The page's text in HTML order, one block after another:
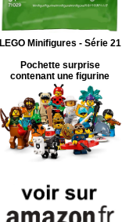
LEGO Minifigures - Série 21
Pochette surprise
contenant une figurine